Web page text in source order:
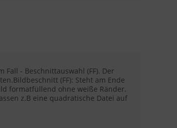
- Beschnittauswahl (FF). Der
(FF): Steht am Ende
formatfüllend ohne weiße Ränder.
z.B eine quadratische Datei auf